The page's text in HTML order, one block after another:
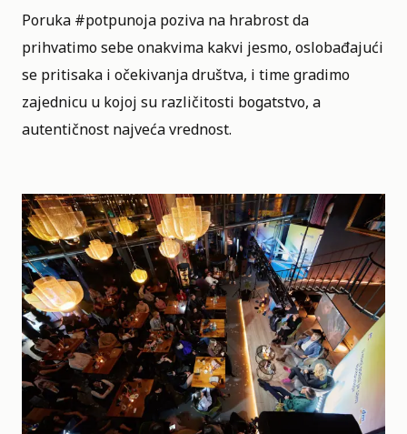
Poruka #potpunoja poziva na hrabrost da
prihvatimo sebe onakvima kakvi jesmo, oslobađajući
se pritisaka i očekivanja društva, i time gradimo
zajednicu u kojoj su različitosti bogatstvo, a
autentičnost najveća vrednost.